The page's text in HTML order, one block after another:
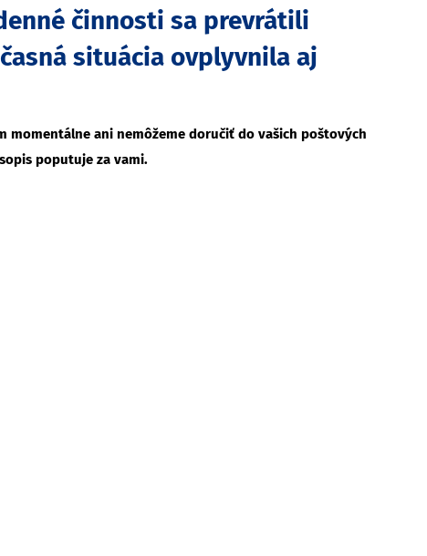
činnosti sa prevrátili
situácia ovplyvnila aj
momentálne ani nemôžeme doručiť do vašich poštových
poputuje za vami.